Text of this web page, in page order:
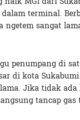
terminal.
sangat
penumpang di
di kota
Jika tidak
tancap